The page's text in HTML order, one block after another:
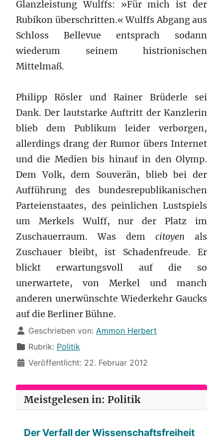
Glanzleistung Wulffs: »Für mich ist der
Rubikon überschritten.« Wulffs Abgang aus
Schloss Bellevue entsprach sodann
wiederum seinem histrionischen
Mittelmaß.
Philipp Rösler und Rainer Brüderle sei
Dank. Der lautstarke Auftritt der Kanzlerin
blieb dem Publikum leider verborgen,
allerdings drang der Rumor übers Internet
und die Medien bis hinauf in den Olymp.
Dem Volk, dem Souverän, blieb bei der
Aufführung des bundesrepublikanischen
Parteienstaates, des peinlichen Lustspiels
um Merkels Wulff, nur der Platz im
Zuschauerraum. Was dem citoyen als
Zuschauer bleibt, ist Schadenfreude. Er
blickt erwartungsvoll auf die so
unerwartete, von Merkel und manch
anderen unerwünschte Wiederkehr Gaucks
auf die Berliner Bühne.
Details
Geschrieben von: Ammon Herbert
Rubrik: Politik
Veröffentlicht: 22. Februar 2012
Meistgelesen in: Politik
Der Verfall der Wissenschaftsfreiheit